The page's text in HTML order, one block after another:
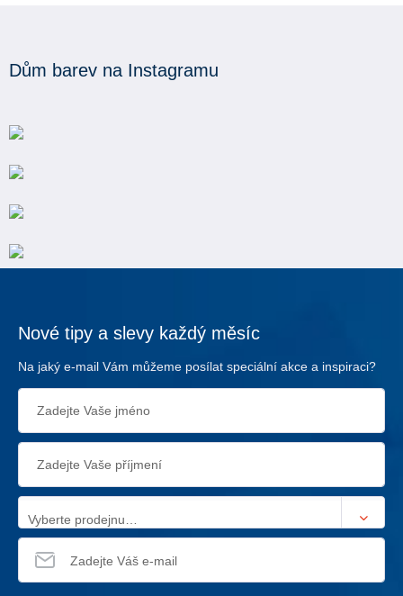
Dům barev na Instagramu
Nové tipy a slevy každý měsíc
Na jaký e-mail Vám můžeme posílat speciální akce a inspiraci?
Vyberte prodejnu…